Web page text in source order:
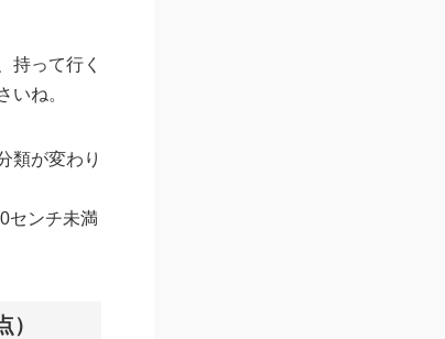
持って行く
いね。
類が変わり
センチ未満